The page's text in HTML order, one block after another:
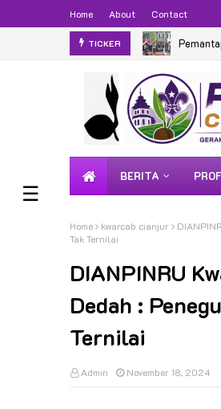
Home About Contact
TICKER
BERITA
Home kwarcab cianjur
Tak Ternilai
DIANPINRU
Dedah :
Ternilai
Admin November 18, 2024
☰